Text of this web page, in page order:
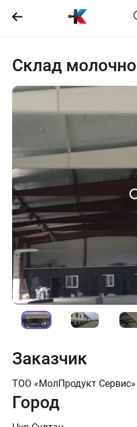
Склад
Заказчик
ТОО «МолПродукт Сервис»
Город